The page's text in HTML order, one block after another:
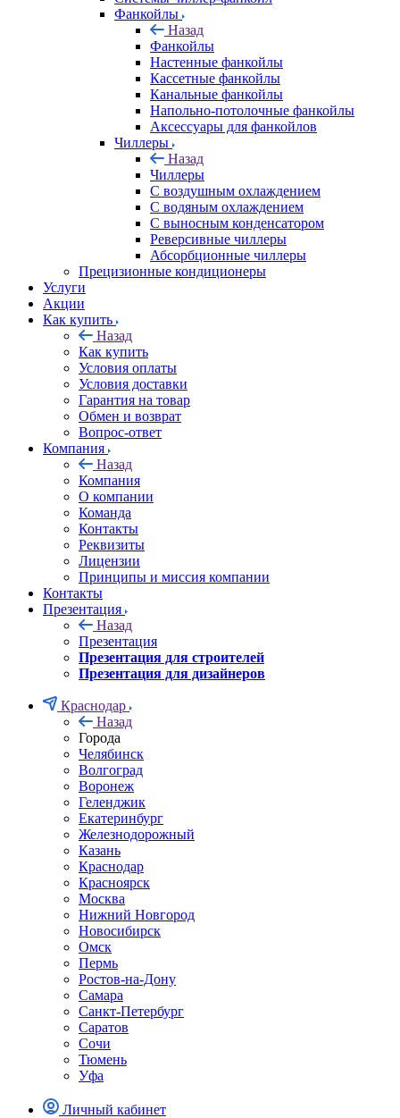
Фанкойлы
Назад
Фанкойлы
Настенные фанкойлы
Кассетные фанкойлы
Канальные фанкойлы
Напольно-потолочные фанкойлы
Аксессуары для фанкойлов
Чиллеры
Назад
Чиллеры
С воздушным охлаждением
С водяным охлаждением
С выносным конденсатором
Реверсивные чиллеры
Абсорбционные чиллеры
Прецизионные кондиционеры
Услуги
Акции
Как купить
Назад
Как купить
Условия оплаты
Условия доставки
Гарантия на товар
Обмен и возврат
Вопрос-ответ
Компания
Назад
Компания
О компании
Команда
Контакты
Реквизиты
Лицензии
Принципы и миссия компании
Контакты
Презентация
Назад
Презентация
Презентация для строителей
Презентация для дизайнеров
Краснодар
Назад
Города
Челябинск
Волгоград
Воронеж
Геленджик
Екатеринбург
Железнодорожный
Казань
Краснодар
Красноярск
Москва
Нижний Новгород
Новосибирск
Омск
Пермь
Ростов-на-Дону
Самара
Санкт-Петербург
Саратов
Сочи
Тюмень
Уфа
Личный кабинет